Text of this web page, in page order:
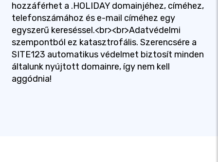
hozzáférhet a .HOLIDAY domainjéhez, címéhez,
telefonszámához és e-mail címéhez egy
egyszerű kereséssel.<br><br>Adatvédelmi
szempontból ez katasztrofális. Szerencsére a
SITE123 automatikus védelmet biztosít minden
általunk nyújtott domainre, így nem kell
aggódnia!